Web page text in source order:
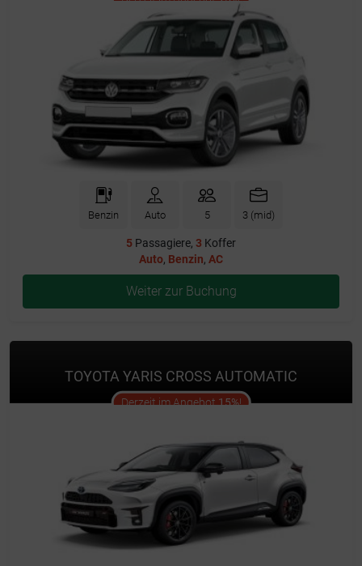
Benzin Auto 5 3 (mid)
5 Passagiere, 3 Koffer
Auto, Benzin, AC
Weiter zur Buchung
TOYOTA YARIS CROSS AUTOMATIC
Derzeit im Angebot15%!offer